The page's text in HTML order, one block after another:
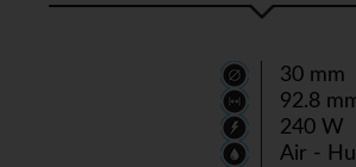
30 mm
92.8
240 W
Air -